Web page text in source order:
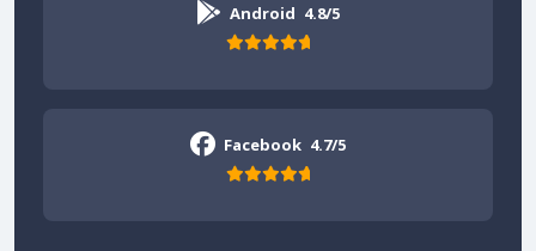
Android 4.8/5
Facebook 4.7/5